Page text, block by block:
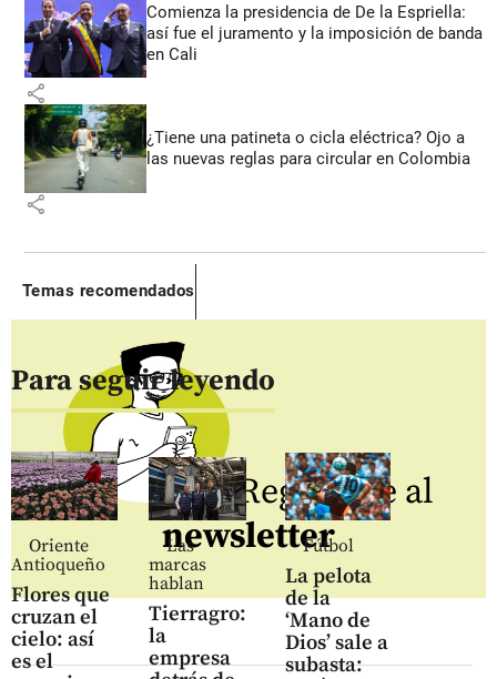
Comienza la presidencia de De la Espriella:
así fue el juramento y la imposición de banda
en Cali
share
¿Tiene una patineta o cicla eléctrica? Ojo a
las nuevas reglas para circular en Colombia
share
Temas recomendados
Para seguir leyendo
Oriente
Antioqueño
Flores que
cruzan el
cielo: así
es el
Las
marcas
hablan
Tierragro:
la
empresa
Fútbol
La pelota
de la
‘Mano de
Dios’ sale a
subasta:
Regístrate al
newsletter